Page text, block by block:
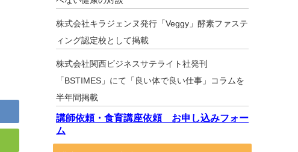
株式会社キラジェンヌ発行「Veggy」酵素ファステ
ィング認定校として掲載
株式会社関西ビジネスサテライト社発刊
「BSTIMES」にて「良い体で良い仕事」コラムを
半年間掲載
講師依頼・食育講座依頼 お申し込みフォー
ム